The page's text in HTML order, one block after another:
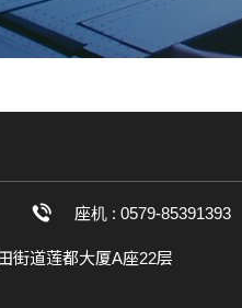
座机 : 0579-85391393
街道莲都大厦A座22层